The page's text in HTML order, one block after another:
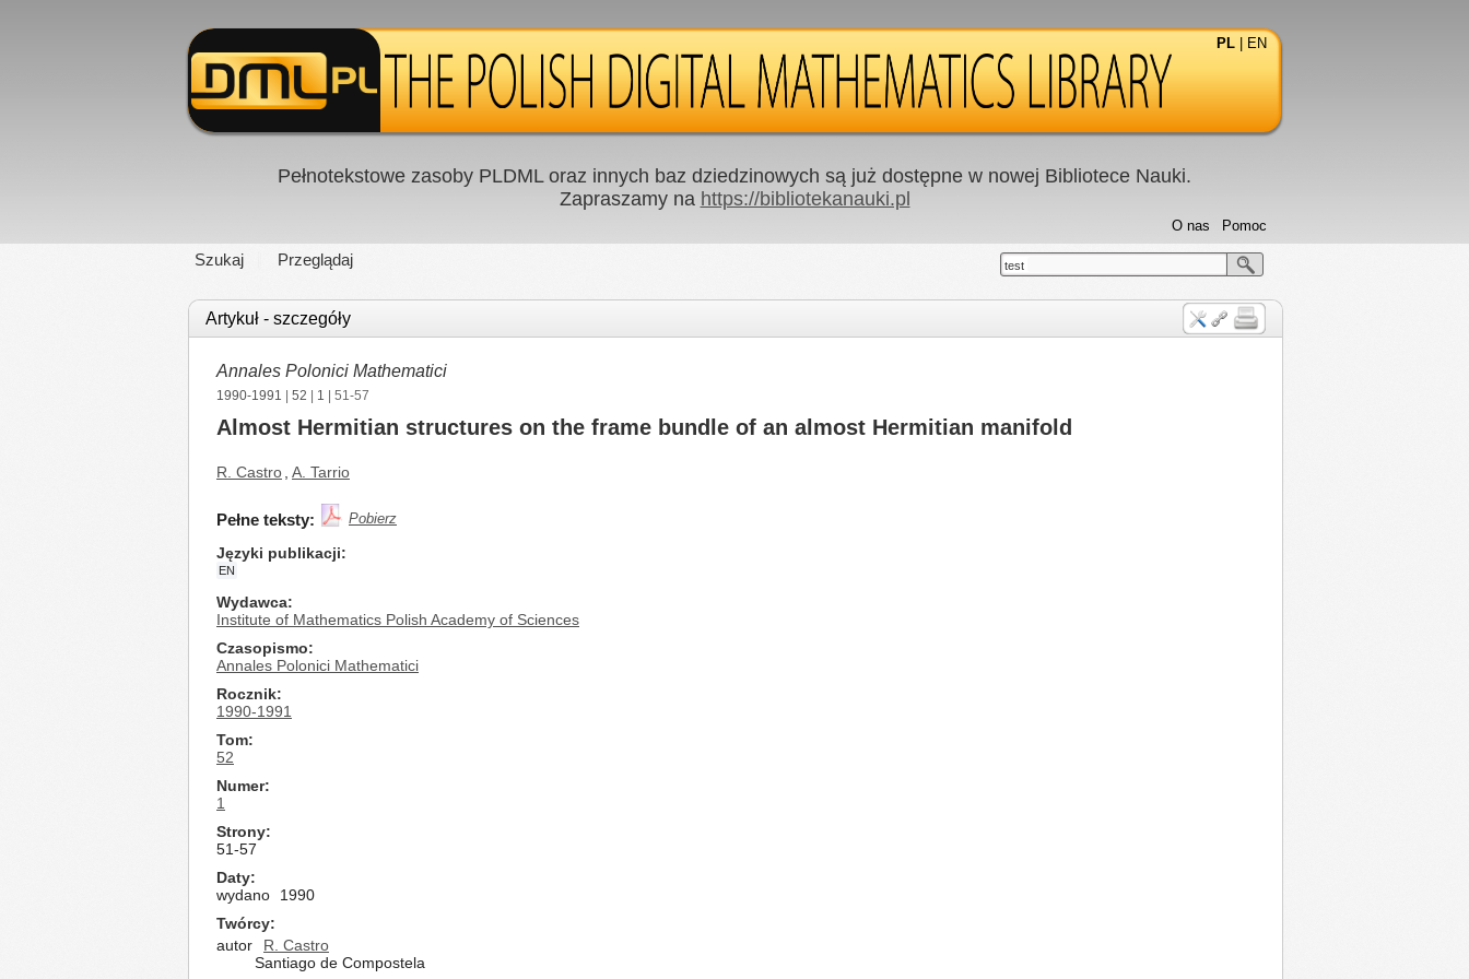
PL EN
Pełnotekstowe zasoby PLDML oraz innych baz dziedzinowych są już dostępne w nowej Bibliotece Nauki.
Zapraszamy na https://bibliotekanauki.pl
Szukaj Przeglądaj
Pomoc
O nas
test
Artykuł - szczegóły
Annales Polonici Mathematici
1990-1991 52 1 | 51-57
Almost Hermitian structures on the frame bundle of an almost Hermitian manifold
R. Castro A. Tarrio
Pełne teksty: Pobierz
Języki publikacji
EN
Wydawca
Institute of Mathematics Polish Academy of Sciences
Czasopismo
Annales Polonici Mathematici
Rocznik
1990-1991
Tom
52
Numer
1
Strony
51-57
Daty
wydano
1990
Twórcy
autor
R. Castro
Santiago de Compostela